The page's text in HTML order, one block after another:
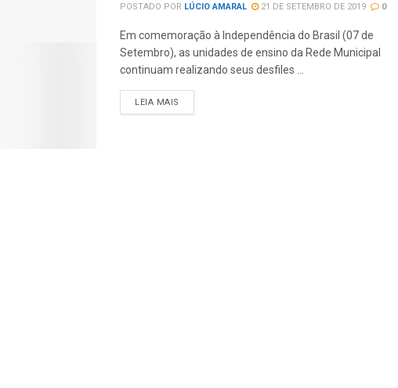
POSTADO POR LÚCIO AMARAL 21 DE SETEMBRO DE 2019 0
Em comemoração à Independência do Brasil (07 de
Setembro), as unidades de ensino da Rede Municipal
continuam realizando seus desfiles ...
LEIA MAIS